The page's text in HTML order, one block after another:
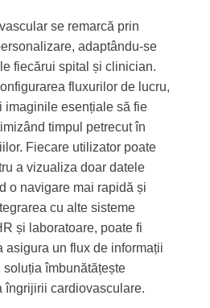
se remarcă prin
adaptându-se
fiecărui spital și clinician.
fluxurilor de lucru,
imaginile esențiale să fie
timpul petrecut în
Fiecare utilizator poate
a vizualiza doar datele
o navigare mai rapidă și
cu alte sisteme
și laboratoare, poate fi
asigura un flux de informații
soluția îmbunătățește
îngrijirii cardiovasculare.